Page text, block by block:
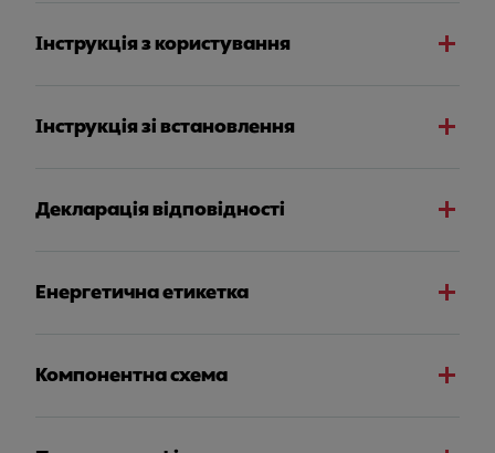
Інструкція з користування
Інструкція зі встановлення
Декларація відповідності
Енергетична етикетка
Компонентна схема